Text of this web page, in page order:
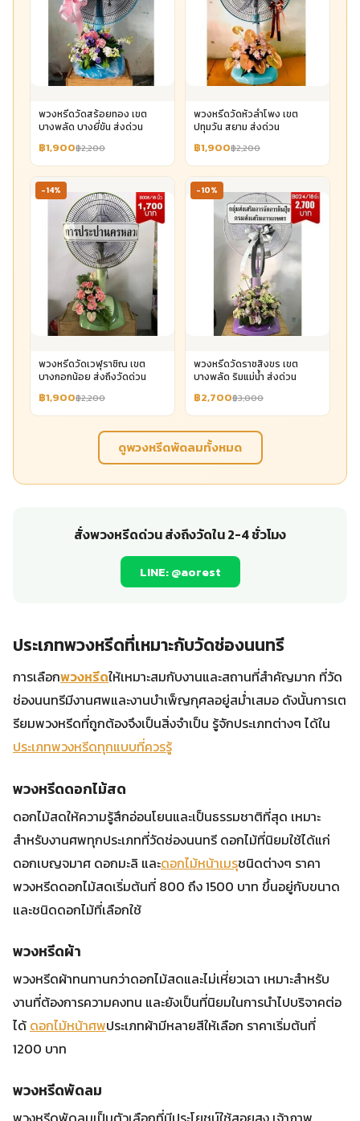
พวงหรีดวัดสร้อยทอง เขต
บางพลัด บางยี่ขัน ส่งด่วน
฿1,900฿2,200
พวงหรีดวัดหัวลำโพง เขต
ปทุมวัน สยาม ส่งด่วน
฿1,900฿2,200
-14%
พวงหรีดวัดเวฬุราชิณ เขต
บางกอกน้อย ส่งถึงวัดด่วน
฿1,900฿2,200
-10%
พวงหรีดวัดราชสิงขร เขต
บางพลัด ริมแม่น้ำ ส่งด่วน
฿2,700฿3,000
ดูพวงหรีดพัดลมทั้งหมด
สั่งพวงหรีดด่วน ส่งถึงวัดใน 2-4 ชั่วโมง
LINE: @aorest
ประเภทพวงหรีดที่เหมาะกับวัดช่องนนทรี
การเลือกพวงหรีดให้เหมาะสมกับงานและสถานที่สำคัญมาก ที่วัด
ช่องนนทรีมีงานศพและงานบำเพ็ญกุศลอยู่สม่ำเสมอ ดังนั้นการเต
รียมพวงหรีดที่ถูกต้องจึงเป็นสิ่งจำเป็น รู้จักประเภทต่างๆ ได้ใน
ประเภทพวงหรีดทุกแบบที่ควรรู้
พวงหรีดดอกไม้สด
ดอกไม้สดให้ความรู้สึกอ่อนโยนและเป็นธรรมชาติที่สุด เหมาะ
สำหรับงานศพทุกประเภทที่วัดช่องนนทรี ดอกไม้ที่นิยมใช้ได้แก่
ดอกเบญจมาศ ดอกมะลิ และดอกไม้หน้าเมรุชนิดต่างๆ ราคา
พวงหรีดดอกไม้สดเริ่มต้นที่ 800 ถึง 1500 บาท ขึ้นอยู่กับขนาด
และชนิดดอกไม้ที่เลือกใช้
พวงหรีดผ้า
พวงหรีดผ้าทนทานกว่าดอกไม้สดและไม่เหี่ยวเฉา เหมาะสำหรับ
งานที่ต้องการความคงทน และยังเป็นที่นิยมในการนำไปบริจาคต่อ
ได้ ดอกไม้หน้าศพประเภทผ้ามีหลายสีให้เลือก ราคาเริ่มต้นที่
1200 บาท
พวงหรีดพัดลม